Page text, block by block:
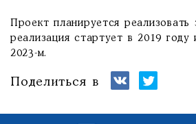
Проект планируется реализовать
реализация стартует в 2019 году
2023-м.
Поделиться в